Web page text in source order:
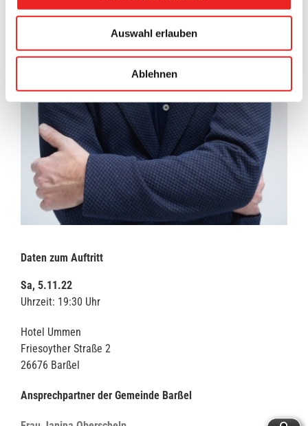
Auswahl erlauben
Ablehnen
Daten zum Auftritt
Sa, 5.11.22
Uhrzeit: 19:30 Uhr
Hotel Ummen
Friesoyther Straße 2
26676 Barßel
Ansprechpartner der Gemeinde Barßel